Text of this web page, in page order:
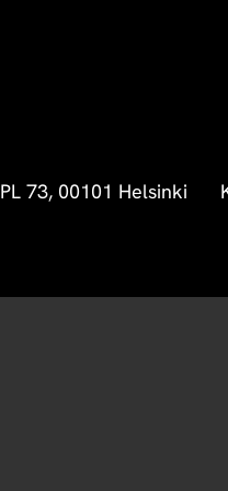
PL 73, 00101 Helsinki